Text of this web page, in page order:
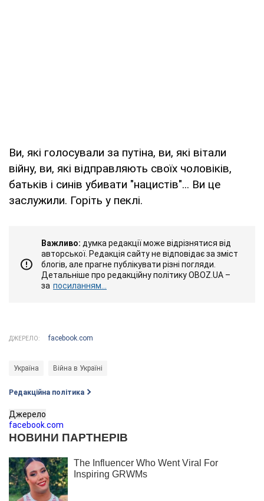
Ви, які голосували за путіна, ви, які вітали
війну, ви, які відправляють своїх чоловіків,
батьків і синів убивати "нацистів"... Ви це
заслужили. Горіть у пеклі.
Важливо: думка редакції може відрізнятися від
авторської. Редакція сайту не відповідає за зміст
блогів, але прагне публікувати різні погляди.
Детальніше про редакційну політику OBOZ.UA –
за посиланням...
ДЖЕРЕЛО: facebook.com
Україна Війна в Україні
Редакційна політика
Джерело
facebook.com